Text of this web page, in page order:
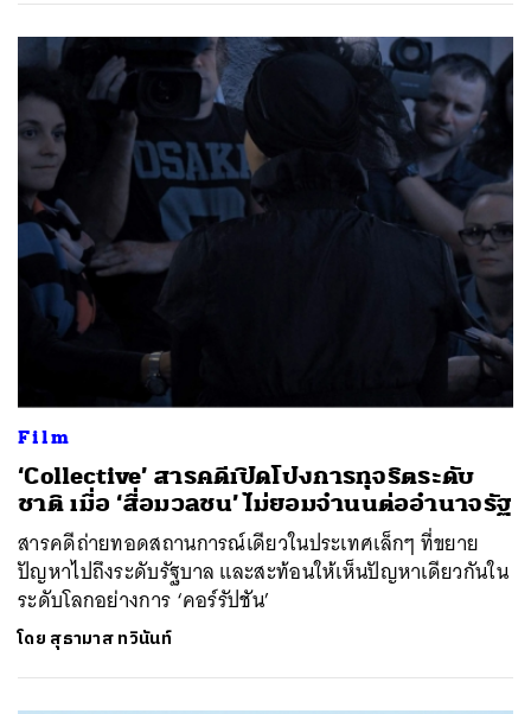
Film
‘Collective’ สารคดีเปิดโปงการทุจริตระดับ
ชาติ เมื่อ ‘สื่อมวลชน’ ไม่ยอมจำนนต่ออำนาจรัฐ
สารคดีถ่ายทอดสถานการณ์เดียวในประเทศเล็กๆ ที่ขยาย
ปัญหาไปถึงระดับรัฐบาล และสะท้อนให้เห็นปัญหาเดียวกันใน
ระดับโลกอย่างการ ‘คอร์รัปชัน’
โดย สุธามาส ทวินันท์